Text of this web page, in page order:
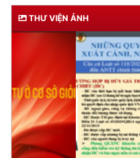
THƯ VIỆN ẢNH